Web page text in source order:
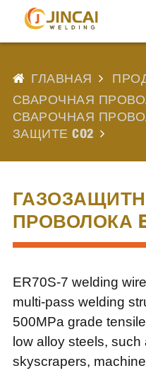
ГЛАВНАЯ
СВАРОЧНАЯ
СВАРОЧНАЯ
ЗАЩИТЕ CO2
ПРОВОЛОКА
ER70S-7 welding
multi-pass welding
500MPa grade
low alloy steels,
skyscrapers,